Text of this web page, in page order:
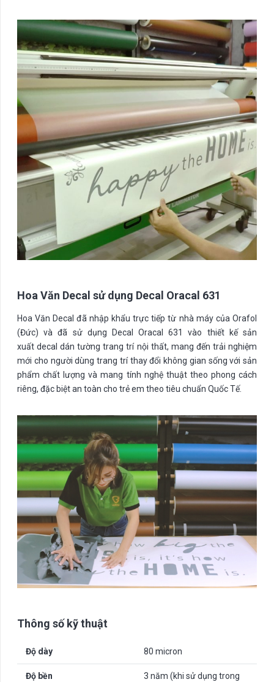
Hoa Văn Decal sử dụng Decal Oracal 631
Hoa Văn Decal đã nhập khẩu trực tiếp từ nhà máy của Orafol
(Đức) và đã sử dụng Decal Oracal 631 vào thiết kế sản
xuất decal dán tường trang trí nội thất, mang đến trải nghiệm
mới cho người dùng trang trí thay đổi không gian sống với sản
phẩm chất lượng và mang tính nghệ thuật theo phong cách
riêng, đặc biệt an toàn cho trẻ em theo tiêu chuẩn Quốc Tế.
Thông số kỹ thuật
Độ dày 80 micron
Độ bền
3 năm (khi sử dụng trong